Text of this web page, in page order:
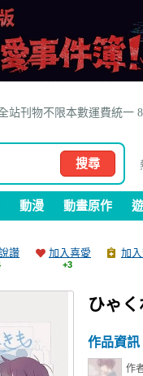
站刊物不限本數運費統一
搜尋
動漫 動畫原作
讚 加入喜愛
+3
加
ひゃ
作品資訊
作